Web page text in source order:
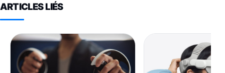
ARTICLES LIÉS